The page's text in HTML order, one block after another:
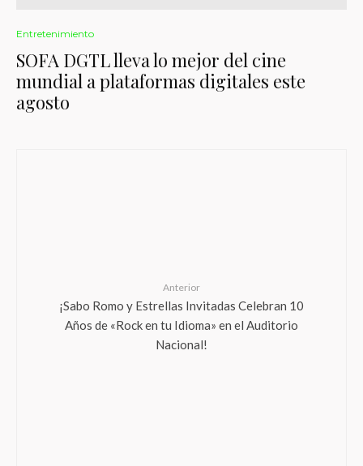
Entretenimiento
SOFA DGTL lleva lo mejor del cine
mundial a plataformas digitales este
agosto
Anterior
¡Sabo Romo y Estrellas Invitadas Celebran 10
Años de «Rock en tu Idioma» en el Auditorio
Nacional!